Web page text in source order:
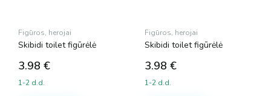
Figūros, herojai
Skibidi toilet figūrėlė
3.98 €
1-2 d.d.
Figūros, herojai
Skibidi toilet figūrėlė
3.98 €
1-2 d.d.